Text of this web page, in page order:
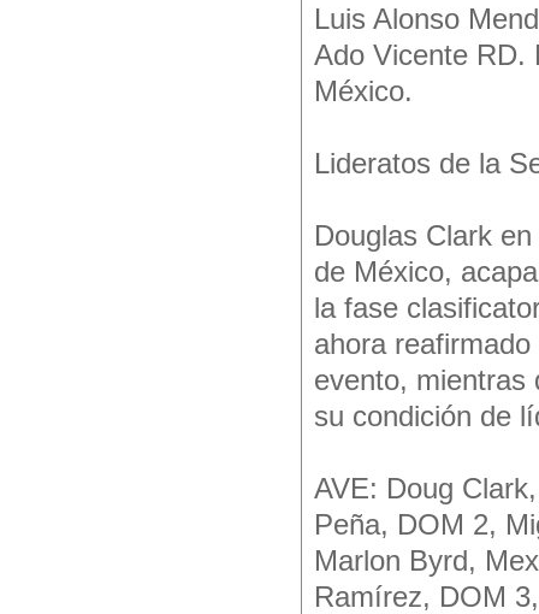
Luis Alonso
Ado Vicente RD.
México.
Lideratos de la
Douglas Clark
de México,
la fase
ahora
evento, mientras
su condición de
AVE: Doug
Peña, DOM 2,
Marlon Byrd,
Ramírez, DOM